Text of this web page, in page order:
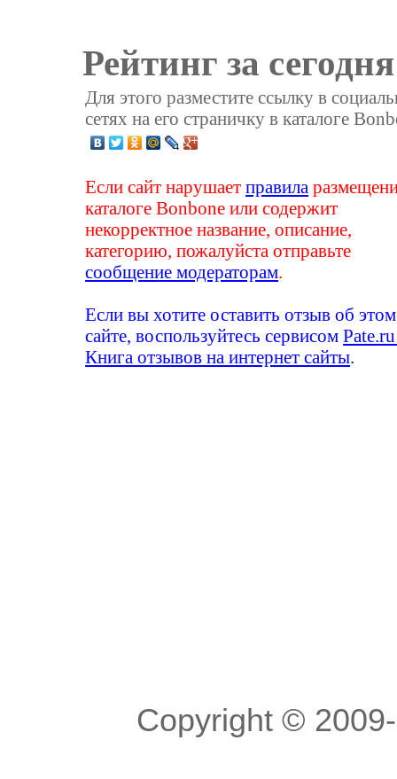
Рейтинг за
Для этого разместите ссылку в
сетях на его страничку в каталоге
Если сайт нарушаетправила
каталоге Bonbone или содержит
некорректное название, описание,
категорию, пожалуйста отправьте
сообщение модераторам
Если вы хотите оставить отзыв об этом
сайте, воспользуйтесь сервисом
Книга отзывов на интернет сайты
Copyright ©